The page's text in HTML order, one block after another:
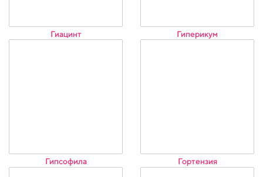
Гиацинт Гиперикум
Гипсофила Гортензия